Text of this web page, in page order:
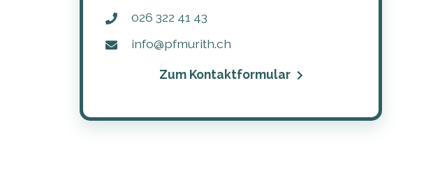
026 322 41 43
info@pfmurith.ch
Zum Kontaktformular